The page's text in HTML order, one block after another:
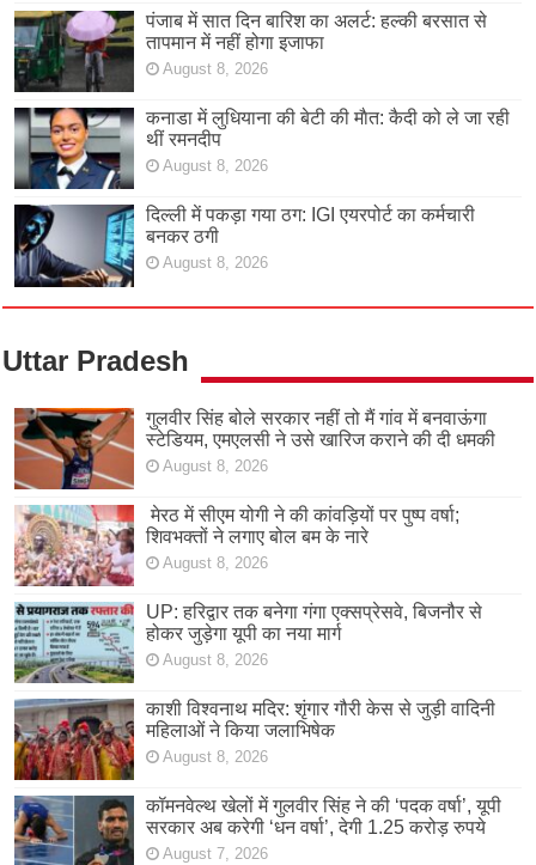
पंजाब में सात दिन बारिश का अलर्ट: हल्की बरसात से
तापमान में नहीं होगा इजाफा
August 8, 2026
कनाडा में लुधियाना की बेटी की माैत: कैदी को ले जा रही
थीं रमनदीप
August 8, 2026
दिल्ली में पकड़ा गया ठग: IGI एयरपोर्ट का कर्मचारी
बनकर ठगी
August 8, 2026
Uttar Pradesh
गुलवीर सिंह बोले सरकार नहीं तो मैं गांव में बनवाऊंगा
स्टेडियम, एमएलसी ने उसे खारिज कराने की दी धमकी
August 8, 2026
मेरठ में सीएम योगी ने की कांवड़ियों पर पुष्प वर्षा;
शिवभक्तों ने लगाए बोल बम के नारे
August 8, 2026
UP: हरिद्वार तक बनेगा गंगा एक्सप्रेसवे, बिजनौर से
होकर जुड़ेगा यूपी का नया मार्ग
August 8, 2026
काशी विश्वनाथ मदिर: शृंगार गौरी केस से जुड़ी वादिनी
महिलाओं ने किया जलाभिषेक
August 8, 2026
कॉमनवेल्थ खेलों में गुलवीर सिंह ने की ‘पदक वर्षा’, यूपी
सरकार अब करेगी ‘धन वर्षा’, देगी 1.25 करोड़ रुपये
August 7, 2026